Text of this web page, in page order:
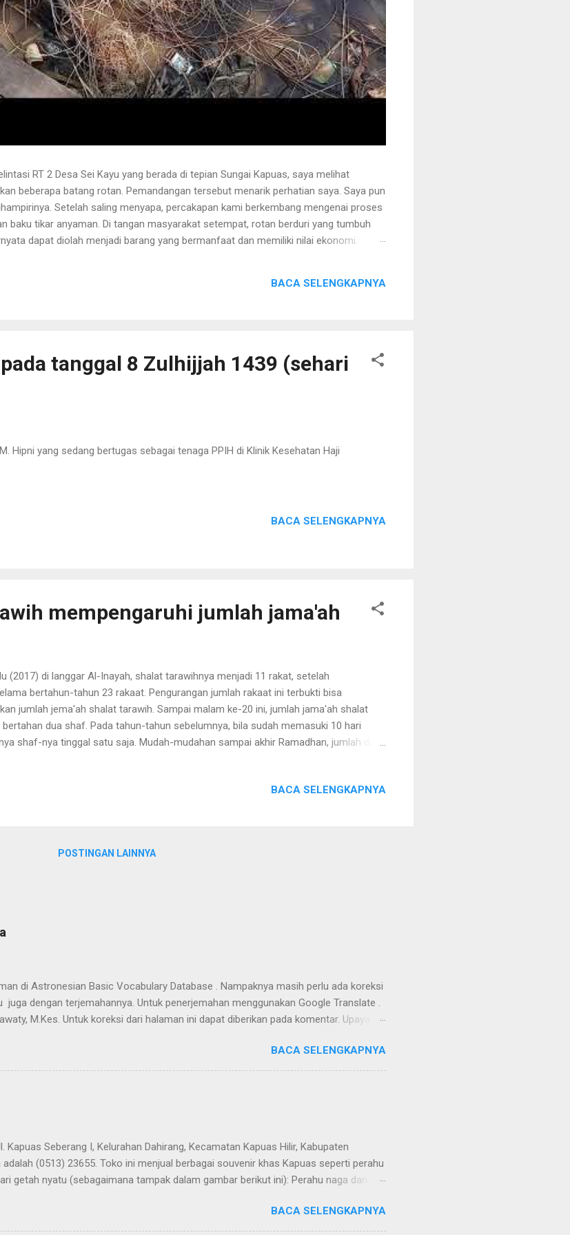
RT 2 Desa Sei Kayu yang berada di tepian Sungai Kapuas, saya melihat
beberapa batang rotan. Pemandangan tersebut menarik perhatian saya. Saya pun
Setelah saling menyapa, percakapan kami berkembang mengenai proses
baku tikar anyaman. Di tangan masyarakat setempat, rotan berduri yang tumbuh
dapat diolah menjadi barang yang bermanfaat dan memiliki nilai ekonomi.
sepuluh tahun. Rotan dikenal memiliki banyak duri sehingga tidak mudah
menarik rotan, duri-duri pada bagian batang yang akan dipegang harus
BACA SELENGKAPNYA
tanggal 8 Zulhijjah 1439 (sehari
Hipni yang sedang bertugas sebagai tenaga PPIH di Klinik Kesehatan Haji
BACA SELENGKAPNYA
mempengaruhi jumlah jama'ah
(2017) di langgar Al-Inayah, shalat tarawihnya menjadi 11 rakat, setelah
bertahun-tahun 23 rakaat. Pengurangan jumlah rakaat ini terbukti bisa
jumlah jema'ah shalat tarawih. Sampai malam ke-20 ini, jumlah jama'ah shalat
dua shaf. Pada tahun-tahun sebelumnya, bila sudah memasuki 10 hari
shaf-nya tinggal satu saja. Mudah-mudahan sampai akhir Ramadhan, jumlah dua
BACA SELENGKAPNYA
POSTINGAN LAINNYA
di Astronesian Basic Vocabulary Database . Nampaknya masih perlu ada koreksi
dengan terjemahannya. Untuk penerjemahan menggunakan Google Translate .
M.Kes. Untuk koreksi dari halaman ini dapat diberikan pada komentar. Upaya
BACA SELENGKAPNYA
Kapuas Seberang I, Kelurahan Dahirang, Kecamatan Kapuas Hilir, Kabupaten
adalah (0513) 23655. Toko ini menjual berbagai souvenir khas Kapuas seperti perahu
getah nyatu (sebagaimana tampak dalam gambar berikut ini): Perahu naga dari
BACA SELENGKAPNYA